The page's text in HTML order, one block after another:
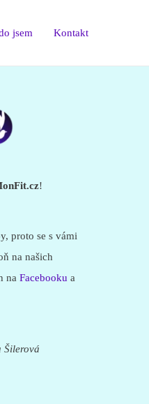
jsem Kontakt
!
proto se s vámi
na našich
na Facebooku a
Šilerová